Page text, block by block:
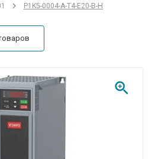
P1K5-0004-A-T4-E20-B-H